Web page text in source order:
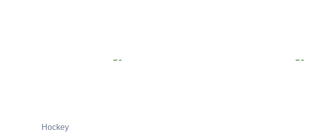
Hockey